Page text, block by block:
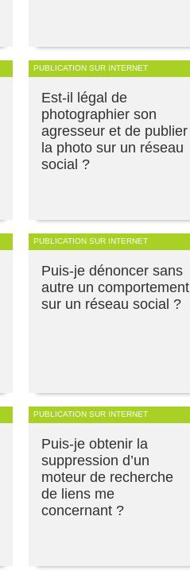
PUBLICATION SUR INTERNET
Est-il légal de
photographier son
agresseur et de publier
la photo sur un réseau
social ?
PUBLICATION SUR INTERNET
Puis-je dénoncer sans
autre un comportement
sur un réseau social ?
PUBLICATION SUR INTERNET
Puis-je obtenir la
suppression d’un
moteur de recherche
de liens me
concernant ?